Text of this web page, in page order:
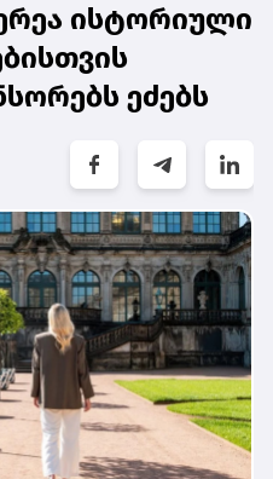
ისტორიული
ეძებს